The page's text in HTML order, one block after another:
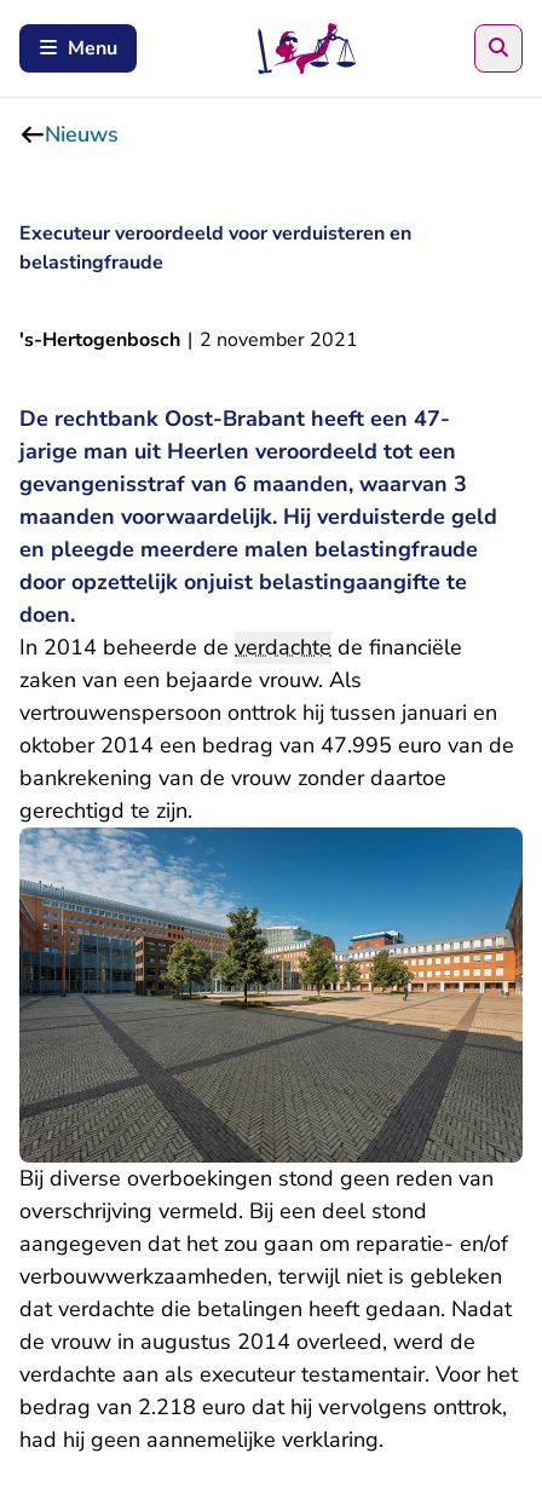
Menu
Nieuws
Executeur veroordeeld voor verduisteren en
belastingfraude
's-Hertogenbosch | 2 november 2021
De rechtbank Oost-Brabant heeft een 47-
jarige man uit Heerlen veroordeeld tot een
gevangenisstraf van 6 maanden, waarvan 3
maanden voorwaardelijk. Hij verduisterde geld
en pleegde meerdere malen belastingfraude
door opzettelijk onjuist belastingaangifte te
doen.
In 2014 beheerde de verdachte de financiële
zaken van een bejaarde vrouw. Als
vertrouwenspersoon onttrok hij tussen januari en
oktober 2014 een bedrag van 47.995 euro van de
bankrekening van de vrouw zonder daartoe
gerechtigd te zijn.
Bij diverse overboekingen stond geen reden van
overschrijving vermeld. Bij een deel stond
aangegeven dat het zou gaan om reparatie- en/of
verbouwwerkzaamheden, terwijl niet is gebleken
dat verdachte die betalingen heeft gedaan. Nadat
de vrouw in augustus 2014 overleed, werd de
verdachte aan als executeur testamentair. Voor het
bedrag van 2.218 euro dat hij vervolgens onttrok,
had hij geen aannemelijke verklaring.